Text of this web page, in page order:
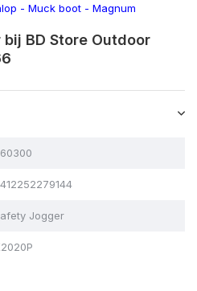
- Muck boot - Magnum
BD Store Outdoor
Jogger